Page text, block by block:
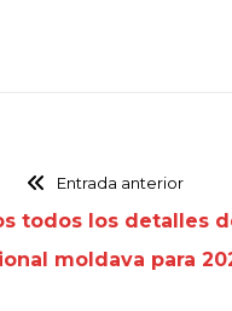
Entrada anterior
todos los detalles
moldava para